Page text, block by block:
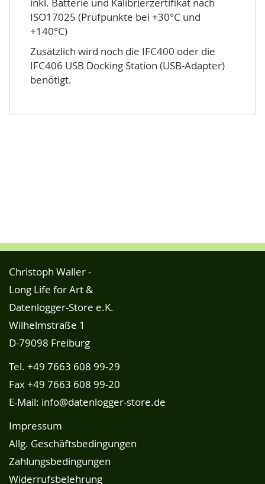
ISO17025 (Prüfpunkte bei +30°C und
+140°C)
Zusätzlich wird noch die IFC400 oder die
IFC406 USB Docking Station (USB-Adapter)
benötigt.
Christoph Waller -
Long Life for Art &
Datenlogger-Store e.K.
Wilhelmstraße 1
D-79098 Freiburg
Tel. +49 7663 608 99-29
Fax +49 7663 608 99-20
E-Mail: info@datenlogger-store.de
Impressum
Allg. Geschäftsbedingungen
Zahlungsbedingungen
Widerrufsbelehrung